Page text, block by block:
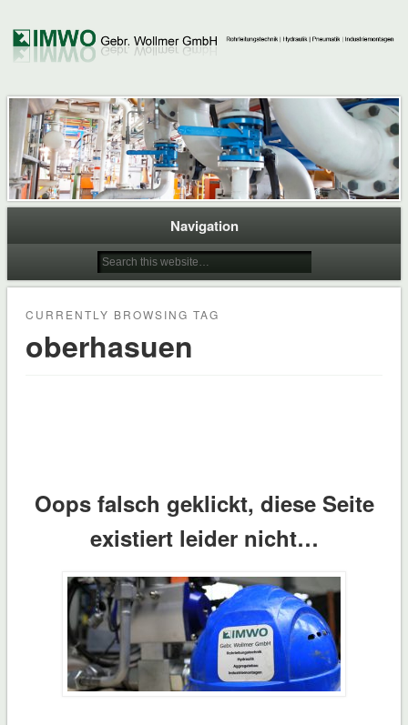
Navigation
CURRENTLY BROWSING TAG
oberhasuen
Oops falsch geklickt, diese Seite
existiert leider nicht…